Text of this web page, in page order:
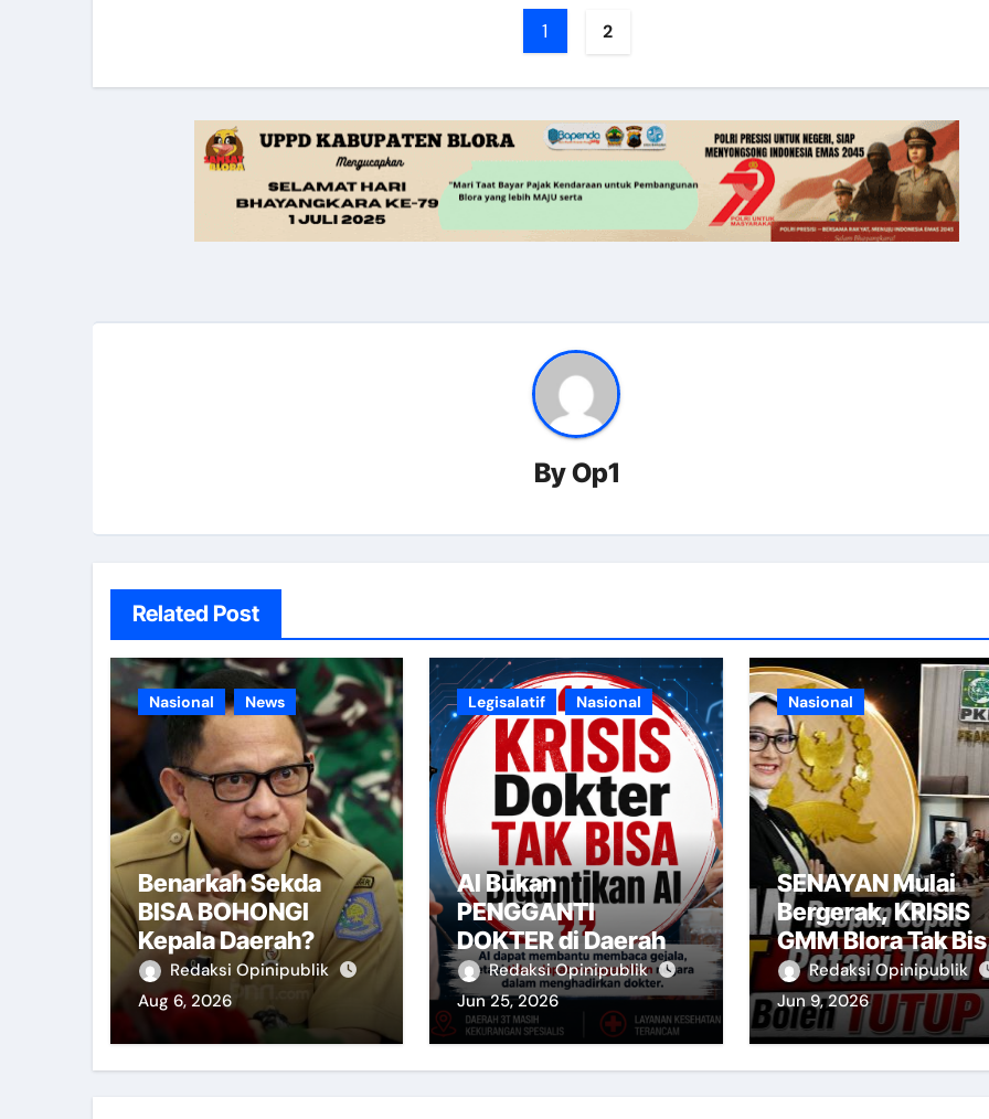
1 2
ByOp1
Related Post
Nasional News
Benarkah Sekda
BISA BOHONGI
Kepala Daerah?
Redaksi Opinipublik
Aug 6, 2026
Legisalatif Nasional
AI Bukan
PENGGANTI
DOKTER di Daerah
Redaksi Opinipublik
Jun 25, 2026
Nasional
SENAYAN Mulai
Bergerak, KRISIS
GMM Blora Tak
DITUTUP LAGI
Redaksi Opinipublik
Jun 9, 2026